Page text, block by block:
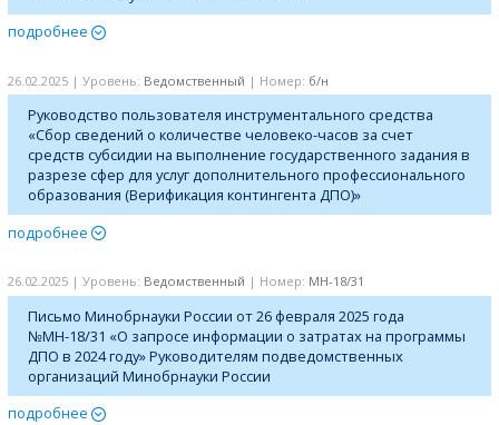
подробнее
26.02.2025 | Уровень: Ведомственный | Номер: б/н
Руководство пользователя инструментального средства
«Сбор сведений о количестве человеко-часов за счет
средств субсидии на выполнение государственного задания в
разрезе сфер для услуг дополнительного профессионального
образования (Верификация контингента ДПО)»
подробнее
26.02.2025 | Уровень: Ведомственный | Номер: МН-18/31
Письмо Минобрнауки России от 26 февраля 2025 года
№МН-18/31 «О запросе информации о затратах на программы
ДПО в 2024 году» Руководителям подведомственных
организаций Минобрнауки России
подробнее